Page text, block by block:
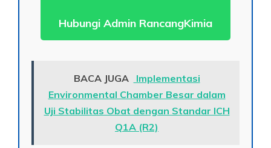
Hubungi Admin RancangKimia
BACA JUGA
Implementasi
Environmental Chamber Besar dalam
Uji Stabilitas Obat dengan Standar ICH
Q1A (R2)